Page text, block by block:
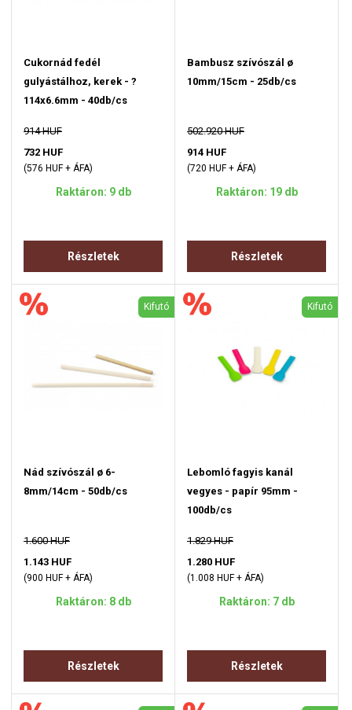
Cukornád fedél
gulyástálhoz, kerek - ?
114x6.6mm - 40db/cs
914 HUF
732 HUF
(576 HUF + ÁFA)
Raktáron: 9 db
Részletek
Bambusz szívószál ø
10mm/15cm - 25db/cs
502.920 HUF
914 HUF
(720 HUF + ÁFA)
Raktáron: 19 db
Részletek
Kifutó
Nád szívószál ø 6-
8mm/14cm - 50db/cs
1.600 HUF
1.143 HUF
(900 HUF + ÁFA)
Raktáron: 8 db
Részletek
Kifutó
Lebomló fagyis kanál
vegyes - papír 95mm -
100db/cs
1.829 HUF
1.280 HUF
(1.008 HUF + ÁFA)
Raktáron: 7 db
Részletek